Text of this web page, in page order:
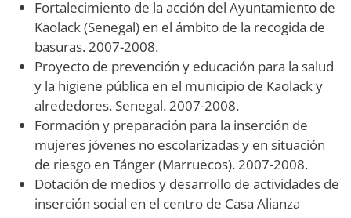
Fortalecimiento de la acción del Ayuntamiento de
Kaolack (Senegal) en el ámbito de la recogida de
basuras. 2007-2008.
Proyecto de prevención y educación para la salud
y la higiene pública en el municipio de Kaolack y
alrededores. Senegal. 2007-2008.
Formación y preparación para la inserción de
mujeres jóvenes no escolarizadas y en situación
de riesgo en Tánger (Marruecos). 2007-2008.
Dotación de medios y desarrollo de actividades de
inserción social en el centro de Casa Alianza